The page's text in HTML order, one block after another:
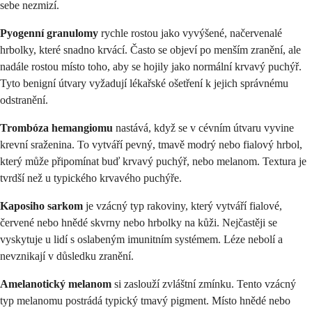
sebe nezmizí.
Pyogenní granulomy rychle rostou jako vyvýšené, načervenalé
hrbolky, které snadno krvácí. Často se objeví po menším zranění, ale
nadále rostou místo toho, aby se hojily jako normální krvavý puchýř.
Tyto benigní útvary vyžadují lékařské ošetření k jejich správnému
odstranění.
Trombóza hemangiomu nastává, když se v cévním útvaru vyvine
krevní sraženina. To vytváří pevný, tmavě modrý nebo fialový hrbol,
který může připomínat buď krvavý puchýř, nebo melanom. Textura je
tvrdší než u typického krvavého puchýře.
Kaposiho sarkom je vzácný typ rakoviny, který vytváří fialové,
červené nebo hnědé skvrny nebo hrbolky na kůži. Nejčastěji se
vyskytuje u lidí s oslabeným imunitním systémem. Léze nebolí a
nevznikají v důsledku zranění.
Amelanotický melanom si zaslouží zvláštní zmínku. Tento vzácný
typ melanomu postrádá typický tmavý pigment. Místo hnědé nebo